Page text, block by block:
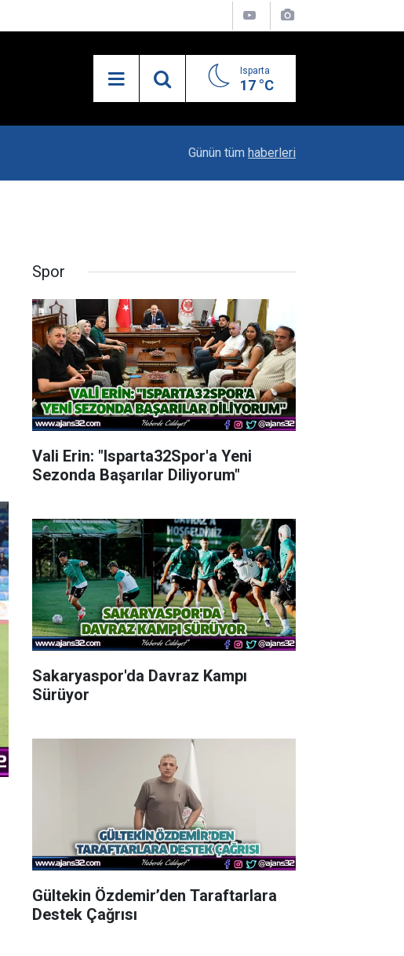
Isparta
17 °C
Uzaktan Hasta Değerlendirme Sistemi İle Yeni
Günün tüm haberleri
Spor
Vali Erin: "Isparta32Spor'a Yeni
Sezonda Başarılar Diliyorum"
Sakaryaspor'da Davraz Kampı
Sürüyor
Gültekin Özdemir’den Taraftarlara
Destek Çağrısı